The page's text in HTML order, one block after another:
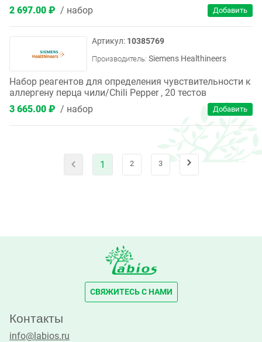
2 697.00 ₽
набор
10385769
Производитель:Siemens Healthineers
Набор реагентов для определения чувствительности к
аллергену перца чили/Chili Pepper , 20 тестов
3 665.00 ₽
набор
1 2 3
СВЯЖИТЕСЬ С НАМИ
Контакты
info@labios.ru